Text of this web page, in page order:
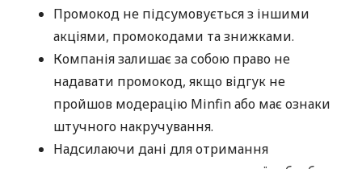
Промокод не підсумовується з іншими
акціями, промокодами та знижками.
Компанія залишає за собою право не
надавати промокод, якщо відгук не
пройшов модерацію Minfin або має ознаки
штучного накручування.
Надсилаючи дані для отримання